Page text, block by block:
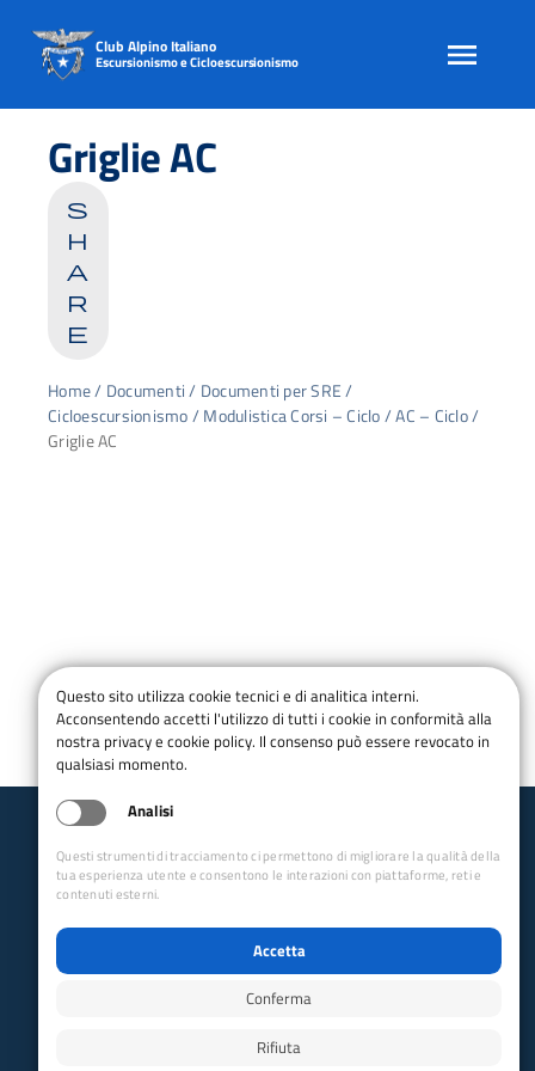
content
Club Alpino Italiano
Escursionismo e Cicloescursionismo
Griglie AC
s
h
a
r
e
Home/ Documenti/ Documenti per SRE/
Cicloescursionismo/Modulistica Corsi – Ciclo/AC – Ciclo/
Griglie AC
Club Alpino Italiano
Escursionismo e Cicloescursionismo
email:ccec@cai.it
Collegamenti Rapidi
Club Alpino Italiano
Accesso Soci
Questo sito utilizza cookie tecnici e di analitica interni.
Acconsentendo accetti l'utilizzo di tutti i cookie in conformità alla
nostra privacy e cookie policy. Il consenso può essere revocato in
qualsiasi momento.
Analisi
Questi strumenti di tracciamento ci permettono di migliorare la qualità della
tua esperienza utente e consentono le interazioni con piattaforme, reti e
contenuti esterni.
Accetta
Conferma
Rifiuta